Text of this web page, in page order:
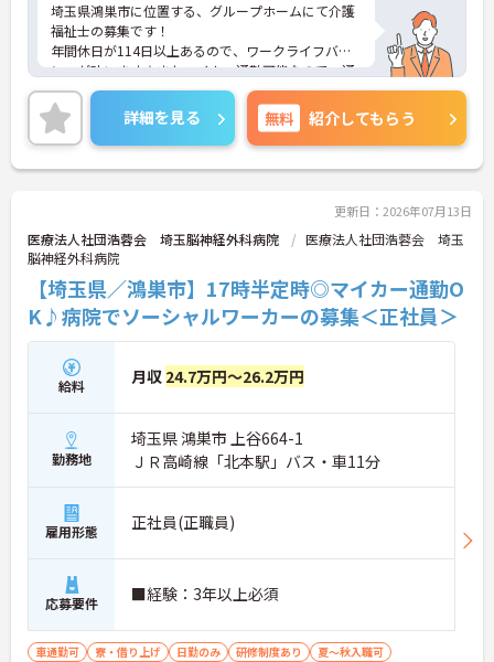
埼玉県鴻巣市に位置する、グループホームにて介護
福祉士の募集です！
年間休日が114日以上あるので、ワークライフバラ
ンスが叶います☆またマイカー通勤可能なので、通
勤らくらくです♪
ご興味のある方には、面接対策ポイントなど、さら
に詳細をお話しいたしますのでお気軽にご相談くだ
さい！
詳細を見る 無料 紹介してもらう
更新日：2026年07月13日
医療法人社団浩蓉会 埼玉脳神経外科病院
医療法人社団浩蓉会 埼玉
脳神経外科病院
【埼玉県／鴻巣市】17時半定時◎マイカー通勤O
K♪病院でソーシャルワーカーの募集＜正社員＞
給料 月収 24.7万円～26.2万円
勤務地
埼玉県 鴻巣市 上谷664-1
ＪＲ高崎線「北本駅」バス・車11分
雇用形態 正社員(正職員)
応募要件 ■経験：3年以上必須
車通勤可 寮・借り上げ 日勤のみ 研修制度あり
夏～秋入職可